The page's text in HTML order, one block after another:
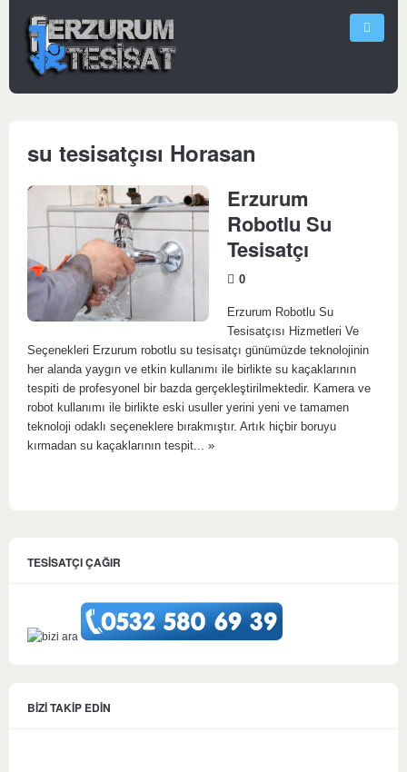
su tesisatçısı Horasan
Erzurum
Robotlu Su
Tesisatçı
0
Erzurum Robotlu Su
Tesisatçısı Hizmetleri Ve
Seçenekleri Erzurum robotlu su tesisatçı günümüzde teknolojinin
her alanda yaygın ve etkin kullanımı ile birlikte su kaçaklarının
tespiti de profesyonel bir bazda gerçekleştirilmektedir. Kamera ve
robot kullanımı ile birlikte eski usuller yerini yeni ve tamamen
teknoloji odaklı seçeneklere bırakmıştır. Artık hiçbir boruyu
kırmadan su kaçaklarının tespit... »
TESİSATÇI ÇAĞIR
BİZİ TAKİP EDİN